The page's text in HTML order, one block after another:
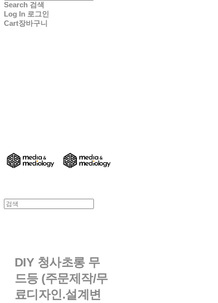
Search 검색
Log In 로그인
Cart장바구니
DIY 청사초롱 무
드등 (주문제작/무
료디자인.설계변